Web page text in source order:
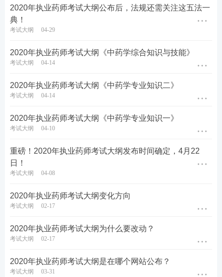
2020年执业药师考试大纲公布后，法规还需关注这五法一
典！
考试大纲 04-29
2020年执业药师考试大纲《中药学综合知识与技能》
考试大纲 04-14
2020年执业药师考试大纲《中药学专业知识二》
考试大纲 04-14
2020年执业药师考试大纲《中药学专业知识一》
考试大纲 04-10
重磅！2020年执业药师考试大纲发布时间确定，4月22
日！
考试大纲 04-08
2020年执业药师考试大纲变化方向
考试大纲 02-17
2020年执业药师考试大纲为什么要改动？
考试大纲 02-17
2020年执业药师考试大纲是在哪个网站公布？
考试大纲 03-31